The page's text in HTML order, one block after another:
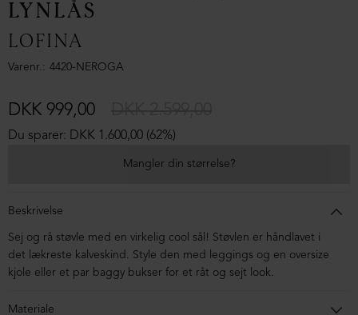
LYNLÅS
LOFINA
Varenr. 4420-NEROGA
Du sparer: DKK 1.600,00 (62%)
DKK 999,00
Mangler din størrelse?
Beskrivelse
Sej og rå støvle med en virkelig cool sål! Støvlen er håndlavet i
det lækreste kalveskind. Style den med leggings og en oversize
kjole eller et par baggy bukser for et råt og sejt look.
Materiale